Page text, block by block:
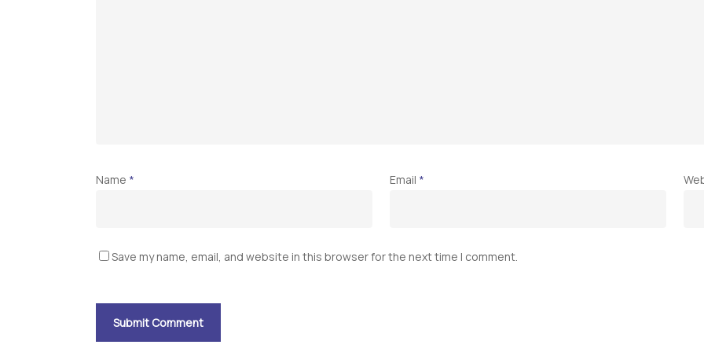
Name * Email *
Save my name, email, and website in this browser for the next time I comment.